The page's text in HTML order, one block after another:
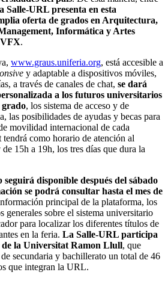
Salle-URL presenta en esta
oferta de grados en Arquitectura,
Informática y Artes
.
www.graus.uniferia.org, está accesible a
y adaptable a dispositivos móviles,
a través de canales de chat, se dará
a los futuros universitarios
grado, los sistema de acceso y de
las posibilidades de ayudas y becas para
movilidad internacional de cada
como horario de atención al
15h a 19h, los tres días que dura la
seguirá disponible después del sábado
se podrá consultar hasta el mes de
principal de la plataforma, los
generales sobre el sistema universitario
para localizar los diferentes títulos de
en la feria. La Salle-URL participa
la Universitat Ramon Llull, que
secundaria y bachillerato un total de 46
que integran la URL.